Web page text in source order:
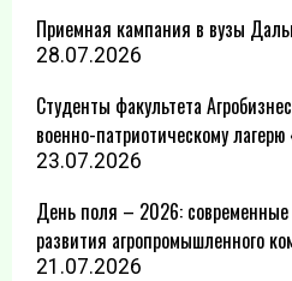
Приемная кампания в вузы
28.07.2026
Студенты факультета
военно-патриотическому
23.07.2026
День поля – 2026: современные
развития агропромышленного
21.07.2026